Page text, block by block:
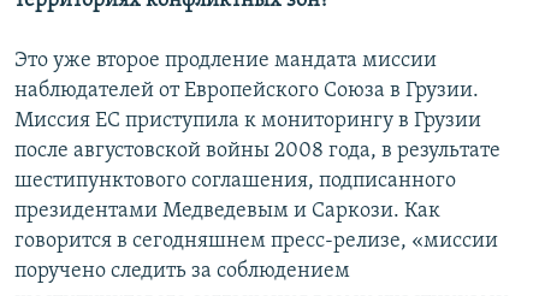
Это уже второе продление мандата миссии
наблюдателей от Европейского Союза в Грузии.
Миссия ЕС приступила к мониторингу в Грузии
после августовской войны 2008 года, в результате
шестипунктового соглашения, подписанного
президентами Медведевым и Саркози. Как
говорится в сегодняшнем пресс-релизе, «миссии
поручено следить за соблюдением